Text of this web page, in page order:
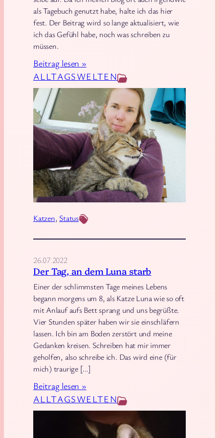
ALLTAGSWELTEN
Katzen, Status
als Tagebuch genutzt habe, halte ich das hier
fest. Der Beitrag wird so lange aktualisiert, wie
ich das Gefühl habe, noch was schreiben zu
müssen.
Beitrag lesen »:
L
e
b
e
n
o
h
n
e
L
n
a
g
e
b
u
c
h
ALLTAGSWELTEN
26.07.2022
Der Tag, an dem Luna starb
Einer der schlimmsten Tage meines Lebens
begann morgens um 8, als Katze Luna wie so oft
mit Anlauf aufs Bett sprang und uns begrüßte.
Vier Stunden später haben wir sie einschläfern
lassen. Ich bin am Boden zerstört und meine
Gedanken kreisen. Schreiben hat mir immer
geholfen, also schreibe ich. Das wird eine (für
mich) traurige […]
Beitrag lesen »:
D
e
r